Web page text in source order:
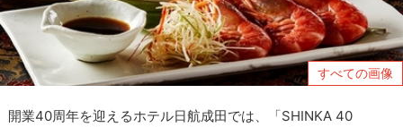
すべての画像
開業40周年を迎えるホテル日航成田では、「SHINKA 40